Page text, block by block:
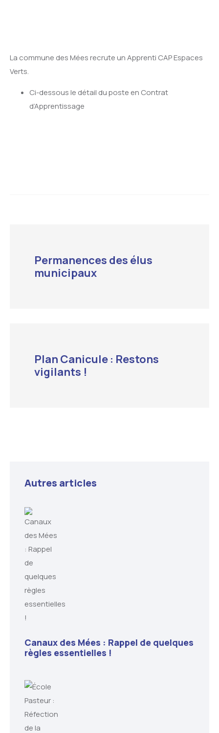
La commune des Mées recrute un Apprenti CAP Espaces
Verts.
Ci-dessous le détail du poste en Contrat
d’Apprentissage
Permanences des élus
municipaux
Plan Canicule : Restons
vigilants !
Autres articles
Canaux des Mées : Rappel de quelques
règles essentielles !